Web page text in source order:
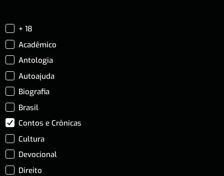
+ 18
Acadêmico
Antologia
Autoajuda
Biografia
Brasil
Contos e Crônicas
Cultura
Devocional
Direito